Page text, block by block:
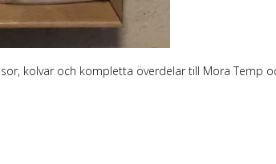
kolvar och kompletta överdelar till Mora Temp